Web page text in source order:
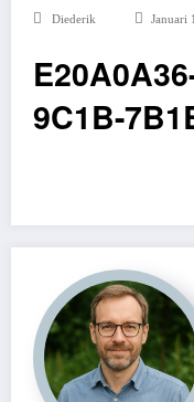
Diederik Januari
9C1B-